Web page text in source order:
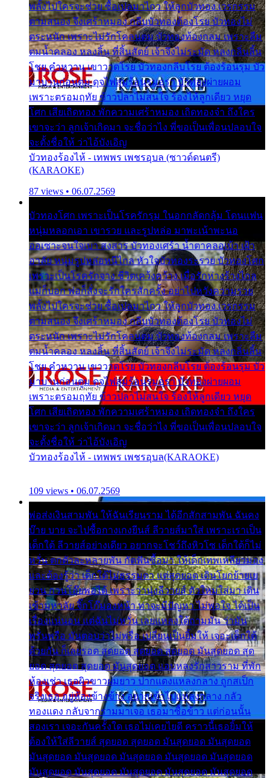
พลั้งไปใครจะช่วย ซื้อเปลมาไกว ให้ลูกบัวทอง เวรกรรม
ตามสนอง จึงเศร้าหมอง กลีบบัวทองต้องโรย บัวทองไม่
ตระหนัก เพราะไม่รักโคลนตม บัวทองท้องกลม เพราะลืม
ตมน้ำคลอง หลงลิ้น ที่สิ้นสัตย์ เจ้าจึงไม่ระมัด หลงกลิ่นลิ้น
โชย คำหวาน เขาวาดโรย บัวทองกลีบโรย ต้องร้อนรุม บัว
มาบานก่อนตูม ดุจไฟสุมร้อนรุมอุรา บัวทองผ่ายผอม
เพราะตรอมฤทัย ข้าวปลาไม่สนใจ ร้องไห้ลูกเดียว หยุด
โศก เสียเถิดทอง พักความเศร้าหมอง เถิดทองจ๋า ถึงใคร
เขาจะว่า ลูกเจ้าเกิดมา จะชื่อว่าไง พี่ขอเป็นเพื่อนปลอบใจ
จะตั้งชื่อให้ ว่าไอ้บังเอิญ
บัวทองร้องไห้ - เทพพร เพชรอุบล (ซาวด์ดนตรี)
(KARAOKE)
87 views • 06.07.2569
บัวทองโศก เพราะเป็นโรครักรุม ในอกกลัดกลุ้ม โดนแฟน
หนุ่มหลอกเอา เขารวย และรูปหล่อ มาพะเน้าพะนอ
ออเซาะจนใจเบา สงสาร บัวทองเศร้า น้ำตาคลอเบ้า เฝ้า
อาลัย หนุ่มรูปหล่อหนีไกล หัวใจบัวทองระรวย บัวทองโศก
เพราะเป็นโรครักจาง ชีวิตเคว้งคว้าง เมื่อรักห่างร้างไกล
แม่ก็บอก พ่อก็สั่งจะรักใครสักครั้ง อย่าไปหวังความรวย
พลั้งไปใครจะช่วย ซื้อเปลมาไกว ให้ลูกบัวทอง เวรกรรม
ตามสนอง จึงเศร้าหมอง กลีบบัวทองต้องโรย บัวทองไม่
ตระหนัก เพราะไม่รักโคลนตม บัวทองท้องกลม เพราะลืม
ตมน้ำคลอง หลงลิ้น ที่สิ้นสัตย์ เจ้าจึงไม่ระมัด หลงกลิ่นลิ้น
โชย คำหวาน เขาวาดโรย บัวทองกลีบโรย ต้องร้อนรุม บัว
มาบานก่อนตูม ดุจไฟสุมร้อนรุมอุรา บัวทองผ่ายผอม
เพราะตรอมฤทัย ข้าวปลาไม่สนใจ ร้องไห้ลูกเดียว หยุด
โศก เสียเถิดทอง พักความเศร้าหมอง เถิดทองจ๋า ถึงใคร
เขาจะว่า ลูกเจ้าเกิดมา จะชื่อว่าไง พี่ขอเป็นเพื่อนปลอบใจ
จะตั้งชื่อให้ ว่าไอ้บังเอิญ
บัวทองร้องไห้ - เทพพร เพชรอุบล(KARAOKE)
109 views • 06.07.2569
พ่อส่งเงินสามพัน ให้ฉันเรียนราม ได้อีกสักสามพัน ฉันคง
บ๊าย บาย จะไปซื้อกางเกงยีนส์ ลีวายส์มาใส่ เพราะเราเป็น
เด็กใต้ ลีวายส์อย่างเดียว อยากจะโชว์ถึงหิวโซ เด็กใต้ก็ไม่
หวั่น ตกตัวละหลายพัน กัดฟันซื้อมา ให้เด็กเทพเหลียวมอง
และต้องรู้ว่า เด็กใต้ไม่ธรรมดา แต่สุดยอด เดินโยกย้ายเย
ยวน กวนโอ๊ยพอได้ เพราะว่านุ่งลีวายส์ ตัวใหม่ใส่มา เดิน
เข้ามหาลัย จิ๊กโก๊มองหน้า ท่าจะมีปัญหา ไม่พอใจ ได้เป็น
เรื่องแน่นอน แต่ฉันไม่หวั่น เลยแหลงใต้ถามมัน ว่ามัน
พรั่นพรือ มันตอบว่าไม่พรื่อ เปลี่ยนเป็นยิ้มให้ เจอะเด็กใต้
ด้วยกัน ก็เลยรอด สุดยอด สุดยอด สุดยอด มันสุดยอด สุด
ยอด สุดยอด สุดยอด มันสุดยอด แอบหลงรักสาวราม ที่พัก
ห้องเช่า เธอผิวขาวผมยาว ปากแดงแหลงกลาง ถูกสเป็ก
จริงเธอ อยู่ห้องข้างข้าง อยากเข้าไปแหลงกลาง กลัว
ทองแดง กลับจากรามมาเจอ เธอมาซื้อข้าว แต่ก่อนนั้น
สองเรา เจอะกันครั้งใด เธอไม่เคยไยดี คราวนี้เธอยิ้มให้
ต้องให้ใส่ลีวายส์ สุดยอด สุดยอด มันสุดยอด มันสุดยอด
มันสุดยอด มันสุดยอด มันสุดยอด มันสุดยอด มันสุดยอด
มันสุดยอด มันสุดยอด มันสุดยอด มันสุดยอด มันสุดยอด